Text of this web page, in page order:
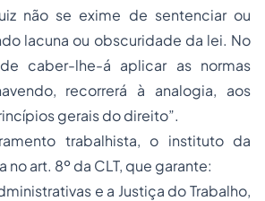
não se exime de sentenciar ou
lacuna ou obscuridade da lei. No
caber-lhe-á aplicar as normas
recorrerá à analogia, aos
gerais do direito”.
trabalhista, o instituto da
no art. 8º da CLT, que garante:
e a Justiça do Trabalho,